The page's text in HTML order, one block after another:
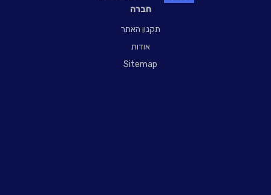
חברה
תקנון האתר
אודות
Sitemap